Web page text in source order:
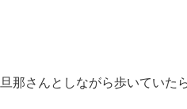
那さんとしながら歩いていた